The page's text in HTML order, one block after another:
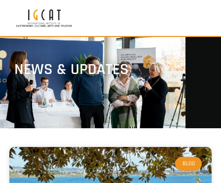
NEWS & UPDATES
BLOG